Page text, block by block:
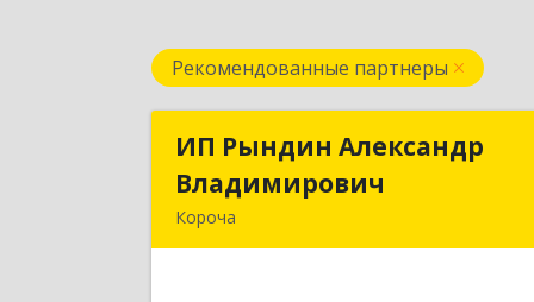
Рекомендованные партнеры
ИП Рындин Александр
Владимирович
Короча
ИП Рындин Александр
Владимирович